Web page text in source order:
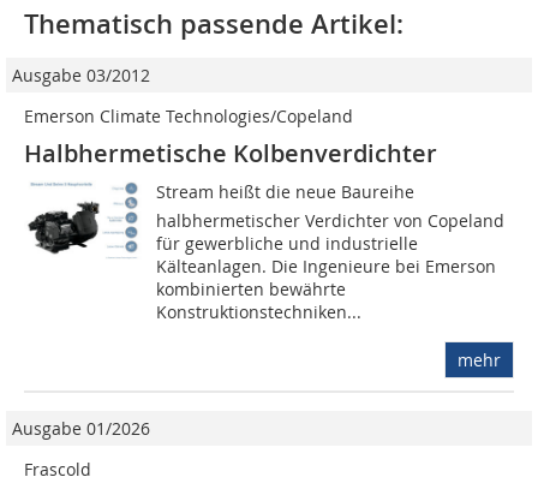
Thematisch passende Artikel:
Ausgabe 03/2012
Emerson Climate Technologies/Copeland
Halbhermetische Kolbenverdichter
Stream heißt die neue Baureihe
halbhermetischer Verdichter von Copeland
für gewerbliche und industrielle
Kälteanlagen. Die Ingenieure bei Emerson
kombinierten bewährte
Konstruktionstechniken...
mehr
Ausgabe 01/2026
Frascold